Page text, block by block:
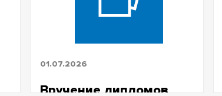
01.07.2026
Вручение дипломов